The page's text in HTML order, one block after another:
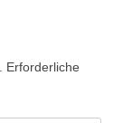
Erforderliche